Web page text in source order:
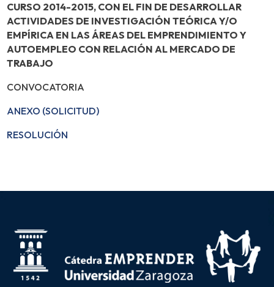
CURSO 2014-2015, CON EL FIN DE DESARROLLAR
ACTIVIDADES DE INVESTIGACIÓN TEÓRICA Y/O
EMPÍRICA EN LAS ÁREAS DEL EMPRENDIMIENTO Y
AUTOEMPLEO CON RELACIÓN AL MERCADO DE
TRABAJO
CONVOCATORIA
ANEXO (SOLICITUD)
RESOLUCIÓN